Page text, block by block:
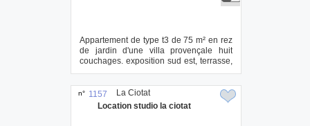
Appartement de type t3 de 75 m² en rez
de jardin d'une villa provençale huit
couchages. exposition sud est, terrasse,
ja...
n° 1157
Location studio la ciotat
La Ciotat